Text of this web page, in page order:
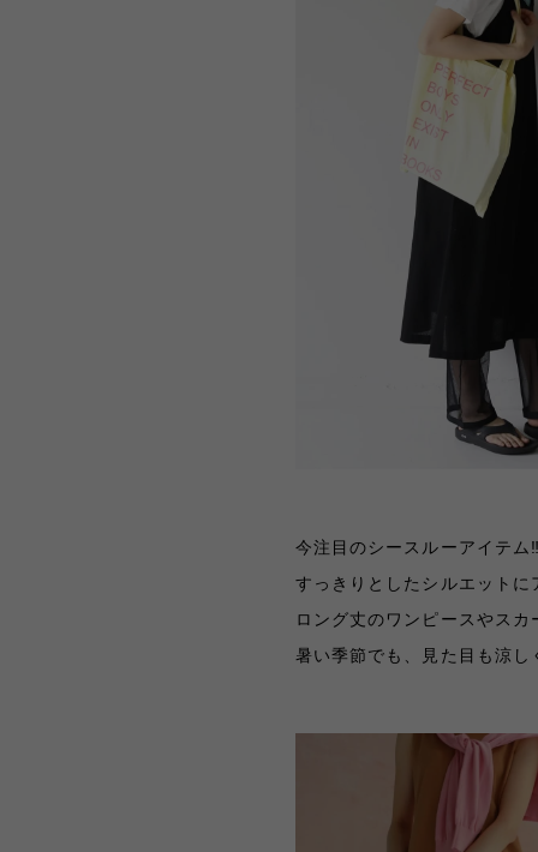
今注目のシースルーアイテ
すっきりとしたシルエット
ロング丈のワンピースやス
暑い季節でも、見た目も涼